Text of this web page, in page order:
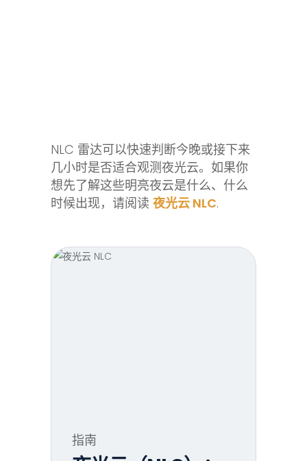
NLC 雷达可以快速判断今晚或接下来
几小时是否适合观测夜光云。如果你
想先了解这些明亮夜云是什么、什么
时候出现，请阅读 夜光云 NLC.
指南